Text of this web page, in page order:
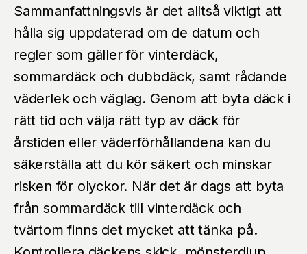
Sammanfattningsvis är det alltså viktigt att
hålla sig uppdaterad om de datum och
regler som gäller för vinterdäck,
sommardäck och dubbdäck, samt rådande
väderlek och väglag. Genom att byta däck i
rätt tid och välja rätt typ av däck för
årstiden eller väderförhållandena kan du
säkerställa att du kör säkert och minskar
risken för olyckor. När det är dags att byta
från sommardäck till vinterdäck och
tvärtom finns det mycket att tänka på.